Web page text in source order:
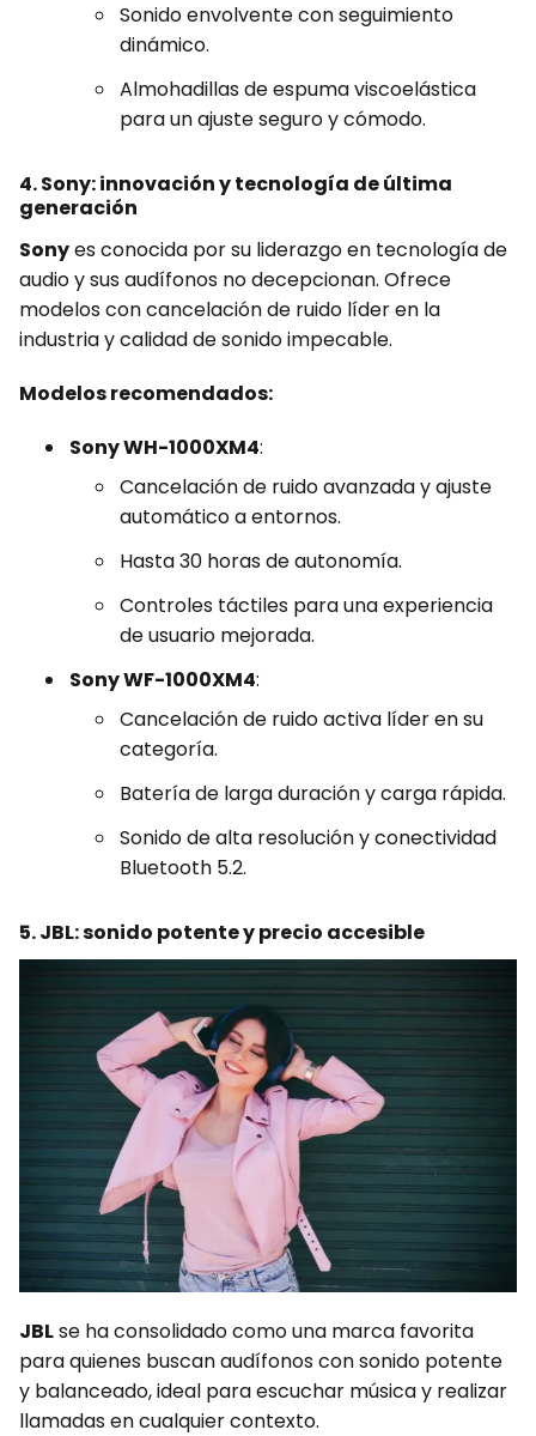
Sonido envolvente con seguimiento
dinámico.
Almohadillas de espuma viscoelástica
para un ajuste seguro y cómodo.
4. Sony: innovación y tecnología de última
generación
Sonyes conocida por su liderazgo en tecnología de
audio y sus audífonos no decepcionan. Ofrece
modelos con cancelación de ruido líder en la
industria y calidad de sonido impecable.
Modelos recomendados:
Sony WH-1000XM4:
Cancelación de ruido avanzada y ajuste
automático a entornos.
Hasta 30 horas de autonomía.
Controles táctiles para una experiencia
de usuario mejorada.
Sony WF-1000XM4:
Cancelación de ruido activa líder en su
categoría.
Batería de larga duración y carga rápida.
Sonido de alta resolución y conectividad
Bluetooth 5.2.
5. JBL: sonido potente y precio accesible
JBLse ha consolidado como una marca favorita
para quienes buscan audífonos con sonido potente
y balanceado, ideal para escuchar música y realizar
llamadas en cualquier contexto.